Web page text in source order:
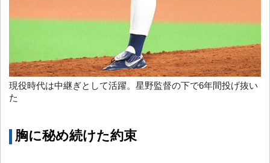
現役時代は中継ぎとして活躍。星野監督の下で6年間投げ抜い
た
胸に秘め続けた約束